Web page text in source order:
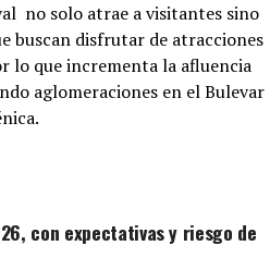
no solo atrae a visitantes sino
buscan disfrutar de atracciones
lo que incrementa la afluencia
aglomeraciones en el Bulevar
con expectativas y riesgo de